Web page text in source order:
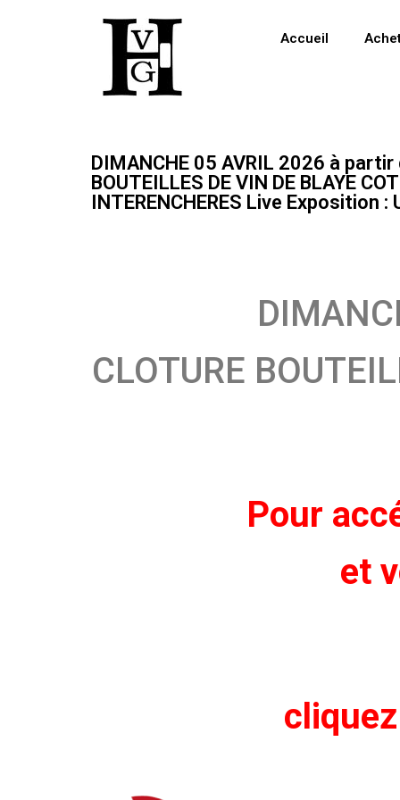
Accueil
DIMANCHE 05 AVRIL 2026 à partir
BOUTEILLES DE VIN DE BLAYE
INTERENCHERES Live Exposition :
CLOTURE
Pour
et
cliquez